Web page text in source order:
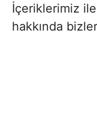
İçeriklerimiz
hakkında